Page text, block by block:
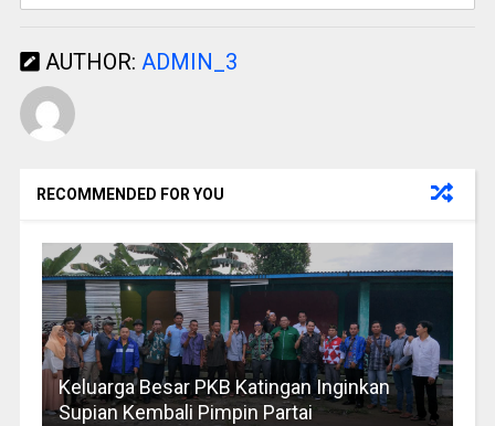
AUTHOR: ADMIN_3
RECOMMENDED FOR YOU
Keluarga Besar PKB Katingan Inginkan
Supian Kembali Pimpin Partai